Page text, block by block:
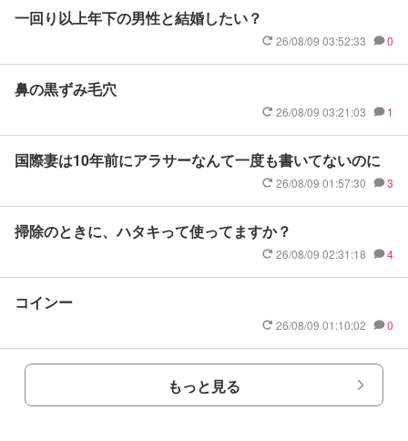
一回り以上年下の男性と結婚したい？
26/08/09 03:52:33 0
鼻の黒ずみ毛穴
26/08/09 03:21:03 1
国際妻は10年前にアラサーなんて一度も書いてないのに
26/08/09 01:57:30 3
掃除のときに、ハタキって使ってますか？
26/08/09 02:31:18 4
コインー
26/08/09 01:10:02 0
もっと見る